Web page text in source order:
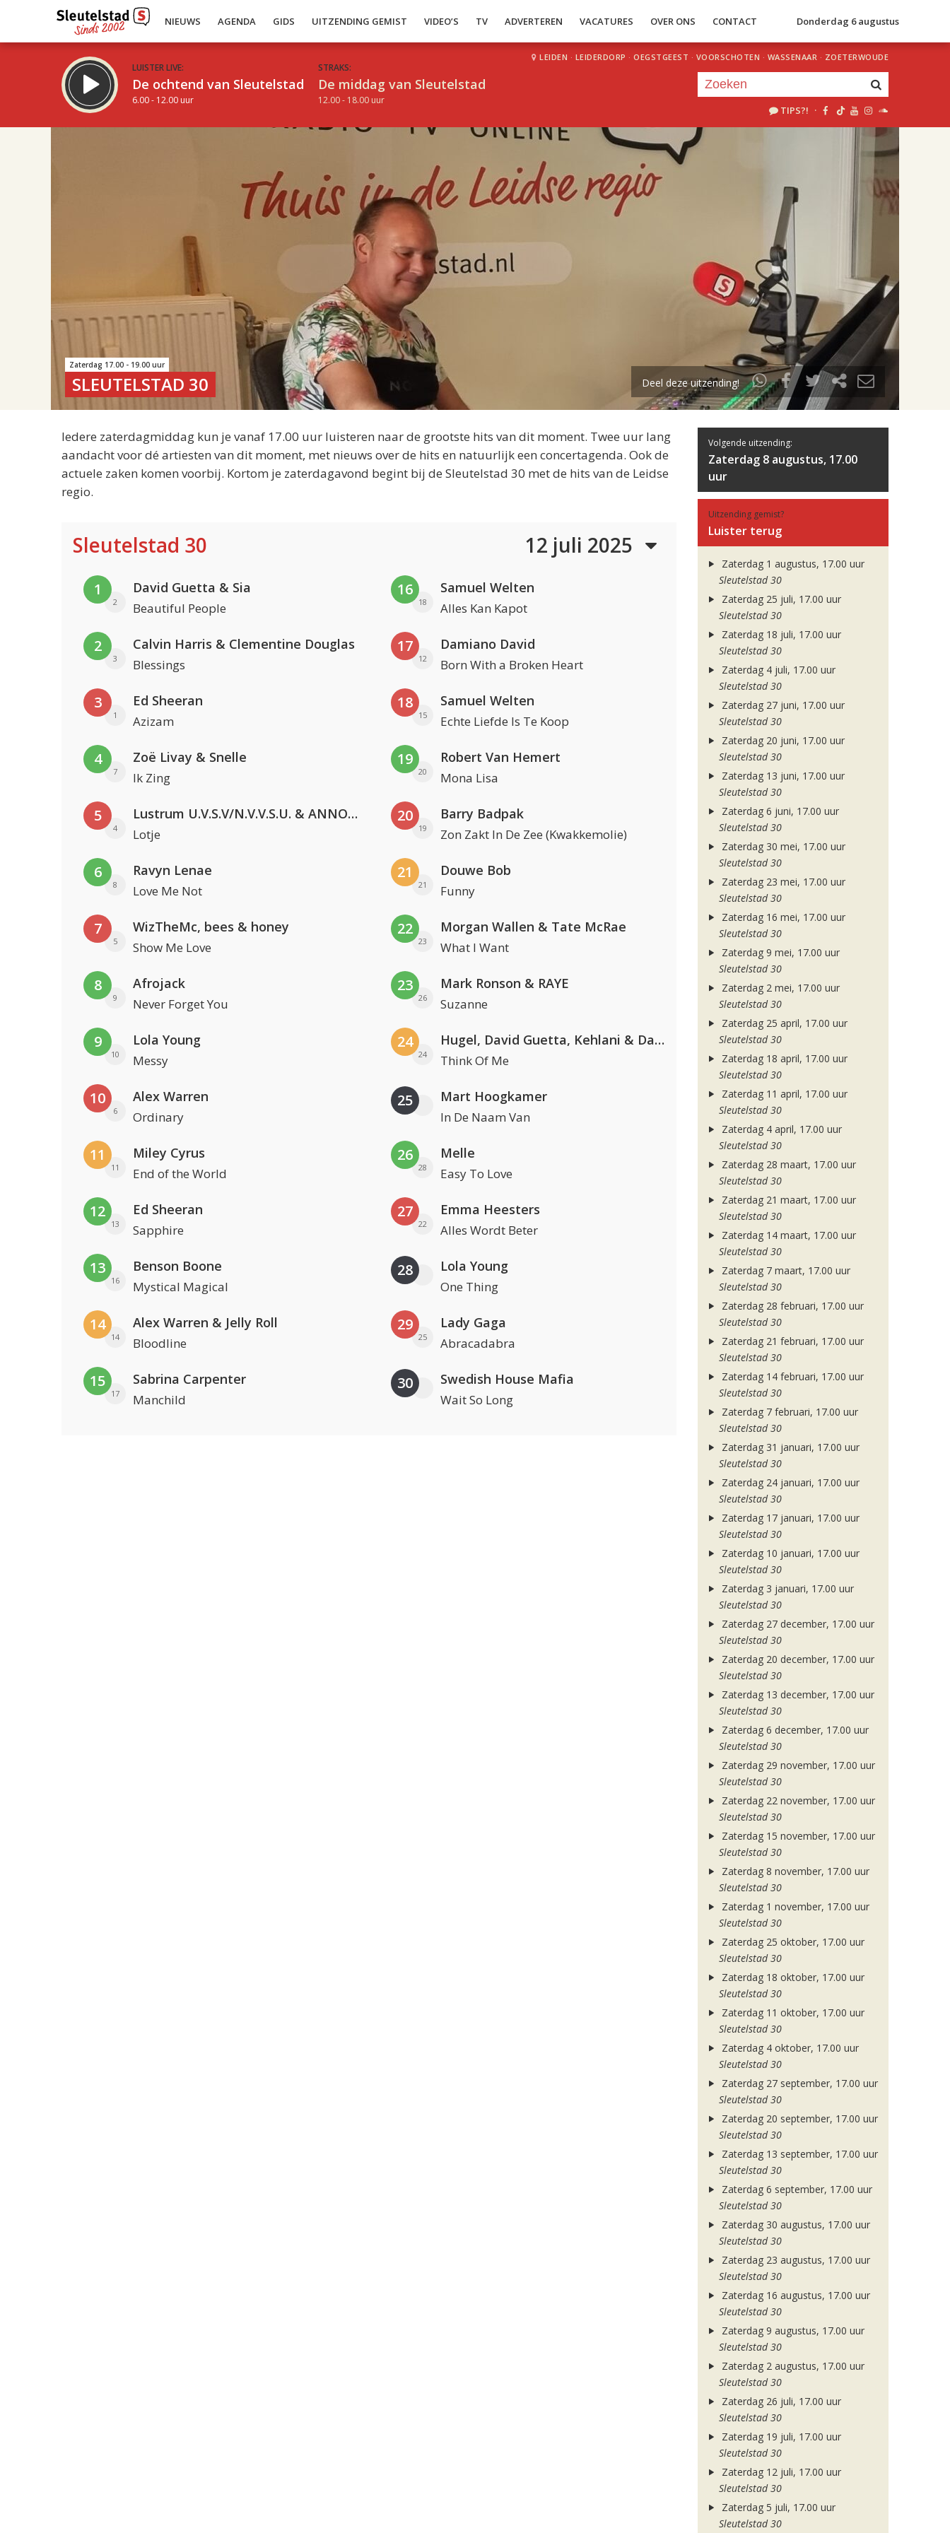
NIEUWS AGENDA GIDS UITZENDING GEMIST VIDEO’S TV ADVERTEREN VACATURES OVER ONS CONTACT Donderdag 6 augustus
LUISTER LIVE:
De ochtend van Sleutelstad
6.00 - 12.00 uur
STRAKS:
De middag van Sleutelstad
12.00 - 18.00 uur
LEIDEN · LEIDERDORP · OEGSTGEEST · VOORSCHOTEN · WASSENAAR · ZOETERWOUDE
TIPS?! ·
uur 1 van 2
Volgend uur
Zaterdag 17.00 - 19.00 uur
SLEUTELSTAD 30 Deel deze uitzending!
Iedere zaterdagmiddag kun je vanaf 17.00 uur luisteren naar de grootste hits van dit moment. Twee uur lang
aandacht voor dé artiesten van dit moment, met nieuws over de hits en natuurlijk een concertagenda. Ook de
actuele zaken komen voorbij. Kortom je zaterdagavond begint bij de Sleutelstad 30 met de hits van de Leidse
regio.
Sleutelstad 30 12 juli 2025
1
2
David Guetta & Sia
Beautiful People
2
3
Calvin Harris & Clementine Douglas
Blessings
3
1
Ed Sheeran
Azizam
4
7
Zoë Livay & Snelle
Ik Zing
5
4
Lustrum U.V.S.V/N.V.V.S.U. & ANNO ONS & Jopke van Dobbenburgh & Roeland Beelen
Lotje
6
8
Ravyn Lenae
Love Me Not
7
5
WizTheMc, bees & honey
Show Me Love
8
9
Afrojack
Never Forget You
9
10
Lola Young
Messy
10
6
Alex Warren
Ordinary
11
11
Miley Cyrus
End of the World
12
13
Ed Sheeran
Sapphire
13
16
Benson Boone
Mystical Magical
14
14
Alex Warren & Jelly Roll
Bloodline
15
17
Sabrina Carpenter
Manchild
16
18
Samuel Welten
Alles Kan Kapot
17
12
Damiano David
Born With a Broken Heart
18
15
Samuel Welten
Echte Liefde Is Te Koop
19
20
Robert Van Hemert
Mona Lisa
20
19
Barry Badpak
Zon Zakt In De Zee (Kwakkemolie)
21
21
Douwe Bob
Funny
22
23
Morgan Wallen & Tate McRae
What I Want
23
26
Mark Ronson & RAYE
Suzanne
24
24
Hugel, David Guetta, Kehlani & Daecolm
Think Of Me
25 Mart Hoogkamer
In De Naam Van
26
28
Melle
Easy To Love
27
22
Emma Heesters
Alles Wordt Beter
28 Lola Young
One Thing
29
25
Lady Gaga
Abracadabra
30 Swedish House Mafia
Wait So Long
Volgende uitzending:
Zaterdag 8 augustus, 17.00
uur
Uitzending gemist?
Luister terug
Zaterdag 1 augustus, 17.00 uur
Sleutelstad 30
Zaterdag 25 juli, 17.00 uur
Sleutelstad 30
Zaterdag 18 juli, 17.00 uur
Sleutelstad 30
Zaterdag 4 juli, 17.00 uur
Sleutelstad 30
Zaterdag 27 juni, 17.00 uur
Sleutelstad 30
Zaterdag 20 juni, 17.00 uur
Sleutelstad 30
Zaterdag 13 juni, 17.00 uur
Sleutelstad 30
Zaterdag 6 juni, 17.00 uur
Sleutelstad 30
Zaterdag 30 mei, 17.00 uur
Sleutelstad 30
Zaterdag 23 mei, 17.00 uur
Sleutelstad 30
Zaterdag 16 mei, 17.00 uur
Sleutelstad 30
Zaterdag 9 mei, 17.00 uur
Sleutelstad 30
Zaterdag 2 mei, 17.00 uur
Sleutelstad 30
Zaterdag 25 april, 17.00 uur
Sleutelstad 30
Zaterdag 18 april, 17.00 uur
Sleutelstad 30
Zaterdag 11 april, 17.00 uur
Sleutelstad 30
Zaterdag 4 april, 17.00 uur
Sleutelstad 30
Zaterdag 28 maart, 17.00 uur
Sleutelstad 30
Zaterdag 21 maart, 17.00 uur
Sleutelstad 30
Zaterdag 14 maart, 17.00 uur
Sleutelstad 30
Zaterdag 7 maart, 17.00 uur
Sleutelstad 30
Zaterdag 28 februari, 17.00 uur
Sleutelstad 30
Zaterdag 21 februari, 17.00 uur
Sleutelstad 30
Zaterdag 14 februari, 17.00 uur
Sleutelstad 30
Zaterdag 7 februari, 17.00 uur
Sleutelstad 30
Zaterdag 31 januari, 17.00 uur
Sleutelstad 30
Zaterdag 24 januari, 17.00 uur
Sleutelstad 30
Zaterdag 17 januari, 17.00 uur
Sleutelstad 30
Zaterdag 10 januari, 17.00 uur
Sleutelstad 30
Zaterdag 3 januari, 17.00 uur
Sleutelstad 30
Zaterdag 27 december, 17.00 uur
Sleutelstad 30
Zaterdag 20 december, 17.00 uur
Sleutelstad 30
Zaterdag 13 december, 17.00 uur
Sleutelstad 30
Zaterdag 6 december, 17.00 uur
Sleutelstad 30
Zaterdag 29 november, 17.00 uur
Sleutelstad 30
Zaterdag 22 november, 17.00 uur
Sleutelstad 30
Zaterdag 15 november, 17.00 uur
Sleutelstad 30
Zaterdag 8 november, 17.00 uur
Sleutelstad 30
Zaterdag 1 november, 17.00 uur
Sleutelstad 30
Zaterdag 25 oktober, 17.00 uur
Sleutelstad 30
Zaterdag 18 oktober, 17.00 uur
Sleutelstad 30
Zaterdag 11 oktober, 17.00 uur
Sleutelstad 30
Zaterdag 4 oktober, 17.00 uur
Sleutelstad 30
Zaterdag 27 september, 17.00 uur
Sleutelstad 30
Zaterdag 20 september, 17.00 uur
Sleutelstad 30
Zaterdag 13 september, 17.00 uur
Sleutelstad 30
Zaterdag 6 september, 17.00 uur
Sleutelstad 30
Zaterdag 30 augustus, 17.00 uur
Sleutelstad 30
Zaterdag 23 augustus, 17.00 uur
Sleutelstad 30
Zaterdag 16 augustus, 17.00 uur
Sleutelstad 30
Zaterdag 9 augustus, 17.00 uur
Sleutelstad 30
Zaterdag 2 augustus, 17.00 uur
Sleutelstad 30
Zaterdag 26 juli, 17.00 uur
Sleutelstad 30
Zaterdag 19 juli, 17.00 uur
Sleutelstad 30
Zaterdag 12 juli, 17.00 uur
Sleutelstad 30
Zaterdag 5 juli, 17.00 uur
Sleutelstad 30